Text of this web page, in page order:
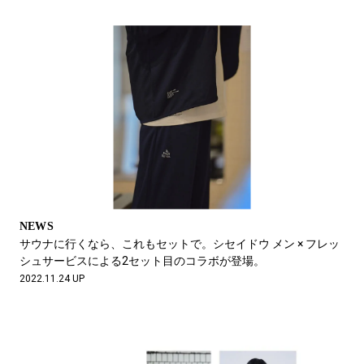
NEWS
サウナに行くなら、これもセットで。シセイドウ メン × フレッ
シュサービスによる2セット目のコラボが登場。
2022.11.24 UP